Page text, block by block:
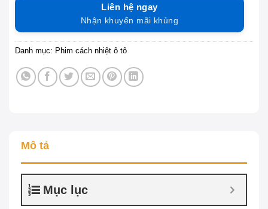
Liên hệ ngay
Nhận khuyến mãi khủng
Danh mục: Phim cách nhiệt ô tô
Mô tả
Mục lục